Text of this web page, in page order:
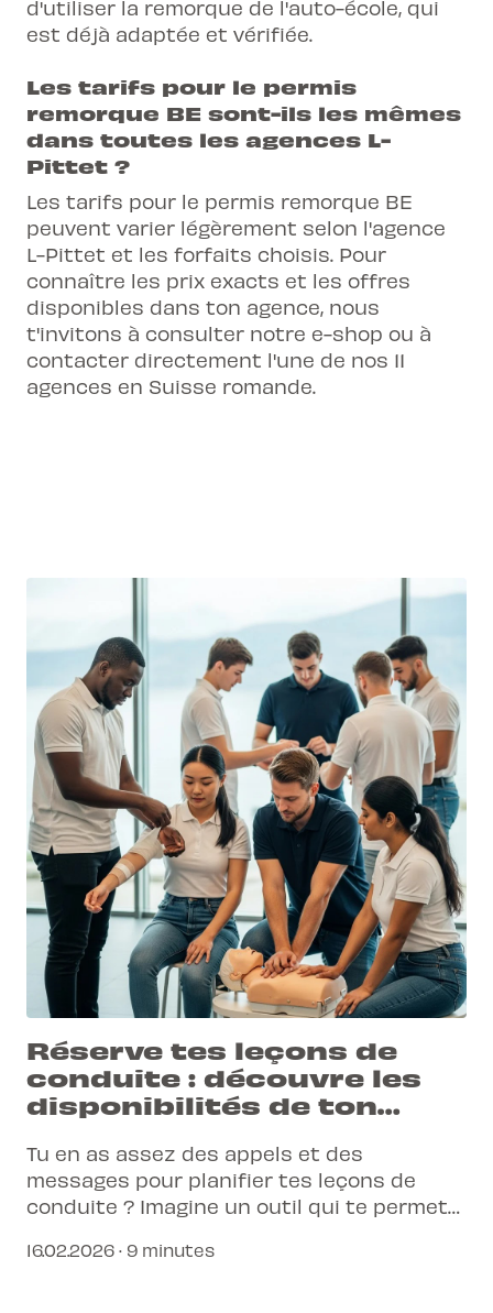
d'utiliser la remorque de l'auto-école, qui
est déjà adaptée et vérifiée.
Les tarifs pour le permis
remorque BE sont-ils les mêmes
dans toutes les agences L-
Pittet ?
Les tarifs pour le permis remorque BE
peuvent varier légèrement selon l'agence
L-Pittet et les forfaits choisis. Pour
connaître les prix exacts et les offres
disponibles dans ton agence, nous
t'invitons à consulter notre e-shop ou à
contacter directement l'une de nos 11
agences en Suisse romande.
Réserve tes leçons de
conduite : découvre les
disponibilités de ton
Tu en as assez des appels et des
messages pour planifier tes leçons de
conduite ? Imagine un outil qui te permet
téléphone.
16.02.2026 · 9 minutes